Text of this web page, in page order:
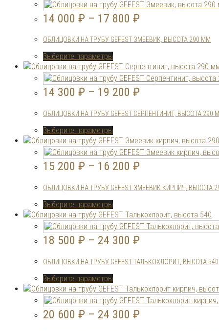
товара.
несколько
вариаций.
можно
выбрать
на
странице
товара.
14 000 ₽ – 17 800 ₽
ОБЛИЦОВКИ НА ТРУБУ GEFEST ЗМЕЕВИК, ВЫСОТА 290 ММ
Выберите параметры
товар
имеет
несколько
вариаций.
можно
выбрать
на
странице
товара.
14 300 ₽ – 19 200 ₽
ОБЛИЦОВКИ НА ТРУБУ GEFEST СЕРПЕНТИНИТ, ВЫСОТА 290
Выберите параметры
товар
имеет
несколько
вариаций.
можно
выбрать
на
странице
товара.
15 200 ₽ – 16 200 ₽
ОБЛИЦОВКИ НА ТРУБУ GEFEST ЗМЕЕВИК КИРПИЧ, ВЫСОТА
Выберите параметры
товар
имеет
несколько
вариаций.
можно
выбрать
на
странице
товара.
18 500 ₽ – 24 300 ₽
ОБЛИЦОВКИ НА ТРУБУ GEFEST ТАЛЬКОХЛОРИТ, ВЫСОТА 540
Выберите параметры
товар
имеет
несколько
вариаций.
20 600 ₽ – 24 300 ₽